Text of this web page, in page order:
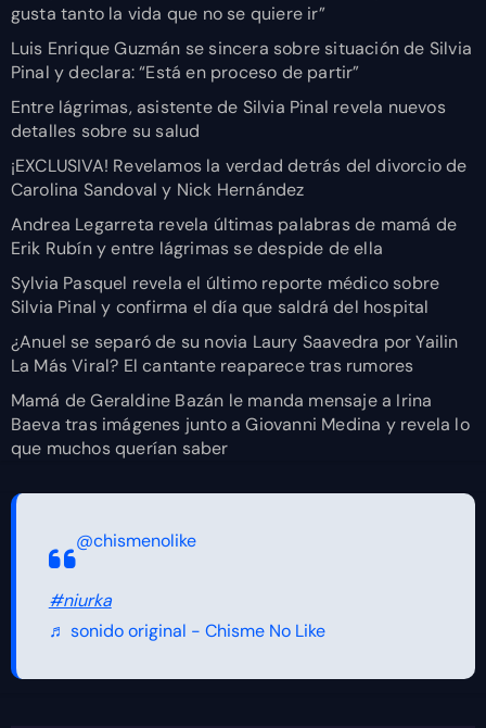
gusta tanto la vida que no se quiere ir”
Luis Enrique Guzmán se sincera sobre situación de Silvia
Pinal y declara: “Está en proceso de partir”
Entre lágrimas, asistente de Silvia Pinal revela nuevos
detalles sobre su salud
¡EXCLUSIVA! Revelamos la verdad detrás del divorcio de
Carolina Sandoval y Nick Hernández
Andrea Legarreta revela últimas palabras de mamá de
Erik Rubín y entre lágrimas se despide de ella
Sylvia Pasquel revela el último reporte médico sobre
Silvia Pinal y confirma el día que saldrá del hospital
¿Anuel se separó de su novia Laury Saavedra por Yailin
La Más Viral? El cantante reaparece tras rumores
Mamá de Geraldine Bazán le manda mensaje a Irina
Baeva tras imágenes junto a Giovanni Medina y revela lo
que muchos querían saber
@chismenolike
#niurka
♬ sonido original - Chisme No Like